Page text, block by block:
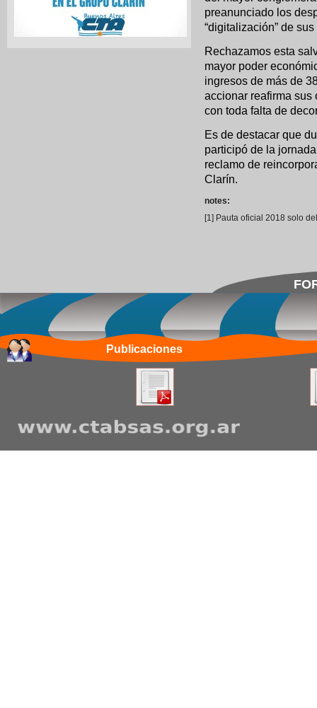
preanunciado los
“digitalización” de
Rechazamos esta
mayor poder
ingresos de más de
accionar reafirma
con toda falta de
Es de destacar que
participó de la
reclamo de
Clarín.
notes:
[1] Pauta oficial 2018 solo
Publicaciones